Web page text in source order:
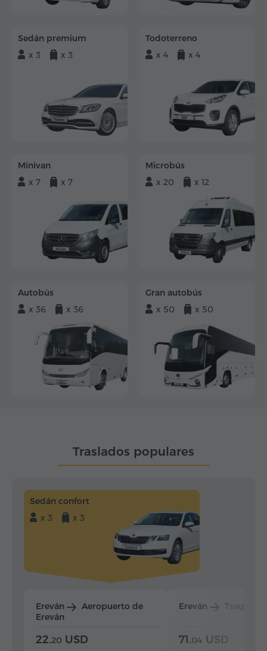
Sedán premium
x 3
x 3
Todoterreno
x 4
x 4
Minivan
x 7
x 7
Microbús
x 20
x 12
Autobús
x 36
x 36
Gran autobús
x 50
x 50
Traslados populares
Sedán confort
x 3
x 3
Ereván
Aeropuerto de
Ereván
22.20 USD
Ereván
71.04 USD